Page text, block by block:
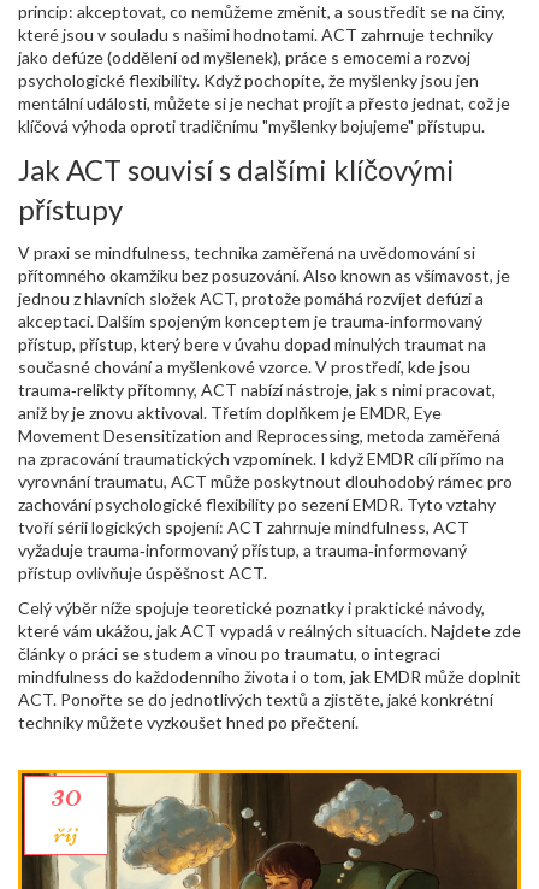
princip: akceptovat, co nemůžeme změnit, a soustředit se na činy,
které jsou v souladu s našimi hodnotami. ACT zahrnuje techniky
jako defúze (oddělení od myšlenek), práce s emocemi a rozvoj
psychologické flexibility. Když pochopíte, že myšlenky jsou jen
mentální události, můžete si je nechat projít a přesto jednat, což je
klíčová výhoda oproti tradičnímu "myšlenky bojujeme" přístupu.
Jak ACT souvisí s dalšími klíčovými
přístupy
V praxi semindfulness, technika zaměřená na uvědomování si
přítomného okamžiku bez posuzování. Also known as všímavost, je
jednou z hlavních složek ACT, protože pomáhá rozvíjet defúzi a
akceptaci. Dalším spojeným konceptem jetrauma‑informovaný
přístup, přístup, který bere v úvahu dopad minulých traumat na
současné chování a myšlenkové vzorce. V prostředí, kde jsou
trauma‑relikty přítomny, ACT nabízí nástroje, jak s nimi pracovat,
aniž by je znovu aktivoval. Třetím doplňkem jeEMDR, Eye
Movement Desensitization and Reprocessing, metoda zaměřená
na zpracování traumatických vzpomínek. I když EMDR cílí přímo na
vyrovnání traumatu, ACT může poskytnout dlouhodobý rámec pro
zachování psychologické flexibility po sezení EMDR. Tyto vztahy
tvoří sérii logických spojení: ACT zahrnuje mindfulness, ACT
vyžaduje trauma‑informovaný přístup, a trauma‑informovaný
přístup ovlivňuje úspěšnost ACT.
Celý výběr níže spojuje teoretické poznatky i praktické návody,
které vám ukážou, jak ACT vypadá v reálných situacích. Najdete zde
články o práci se studem a vinou po traumatu, o integraci
mindfulness do každodenního života i o tom, jak EMDR může doplnit
ACT. Ponořte se do jednotlivých textů a zjistěte, jaké konkrétní
techniky můžete vyzkoušet hned po přečtení.
30
říj